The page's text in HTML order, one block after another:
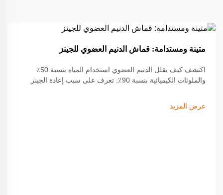
متينة ومستدامة: قماش الدنيم العضوي للجينز
اكتشف كيف يقلل الدنيم العضوي استخدام المياه بنسبة 50٪
والملوثات الكيميائية بنسبة 90٪. تعرف على سبب إعادة الجينز
عرض المزيد